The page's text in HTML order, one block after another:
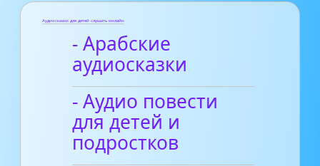
Аудиосказки для детей слушать онлайн
- Арабские
аудиосказки
- Аудио повести
для детей и
подростков